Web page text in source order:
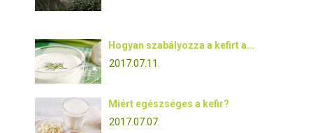
Hogyan szabályozza a kefirt a...
2017.07.11.
Miért egészséges a kefir?
2017.07.07.